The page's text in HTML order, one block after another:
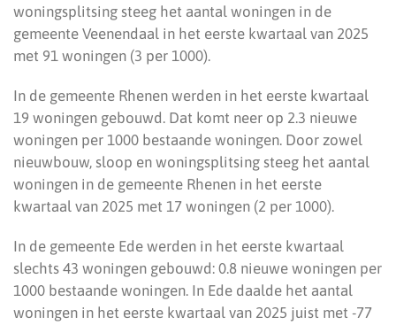
woningsplitsing steeg het aantal woningen in de
gemeente Veenendaal in het eerste kwartaal van 2025
met 91 woningen (3 per 1000).
In de gemeente Rhenen werden in het eerste kwartaal
19 woningen gebouwd. Dat komt neer op 2.3 nieuwe
woningen per 1000 bestaande woningen. Door zowel
nieuwbouw, sloop en woningsplitsing steeg het aantal
woningen in de gemeente Rhenen in het eerste
kwartaal van 2025 met 17 woningen (2 per 1000).
In de gemeente Ede werden in het eerste kwartaal
slechts 43 woningen gebouwd: 0.8 nieuwe woningen per
1000 bestaande woningen. In Ede daalde het aantal
woningen in het eerste kwartaal van 2025 juist met -77